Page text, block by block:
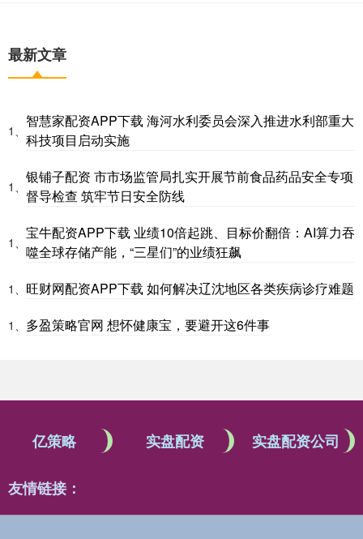
最新文章
1、
智慧家配资APP下载 海河水利委员会深入推进水利部重大
科技项目启动实施
1、
银铺子配资 市市场监管局扎实开展节前食品药品安全专项
督导检查 筑牢节日安全防线
1、
宝牛配资APP下载 业绩10倍起跳、目标价翻倍：AI算力吞
噬全球存储产能，“三星们”的业绩狂飙
1、 旺财网配资APP下载 如何解决辽沈地区各类疾病诊疗难题
1、 多盈策略官网 想怀健康宝，要避开这6件事
亿策略 实盘配资 实盘配资公司
友情链接：